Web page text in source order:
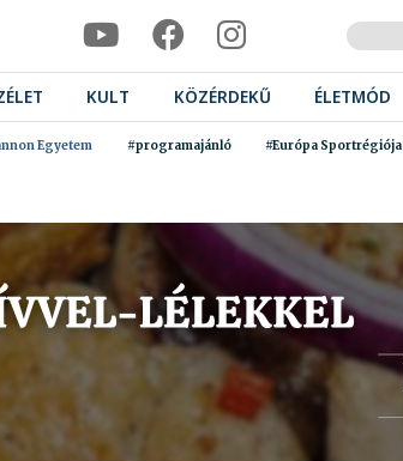
KULT KÖZÉRDEKŰ ÉLETMÓD
Egyetem #programajánló #Európa Sportrégiója